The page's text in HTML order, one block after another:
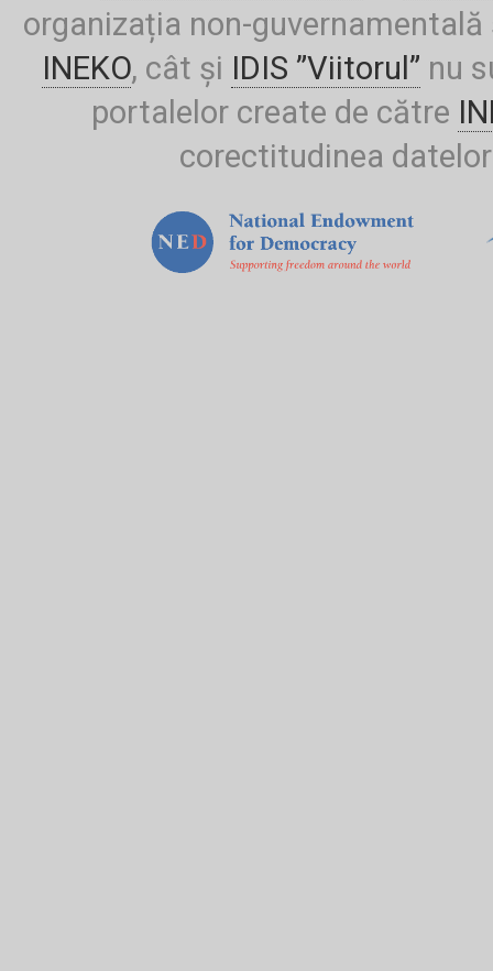
organizația non-
INEKO, cât și IDIS ”Viitorul” nu
portalelor create de către
corectitudinea